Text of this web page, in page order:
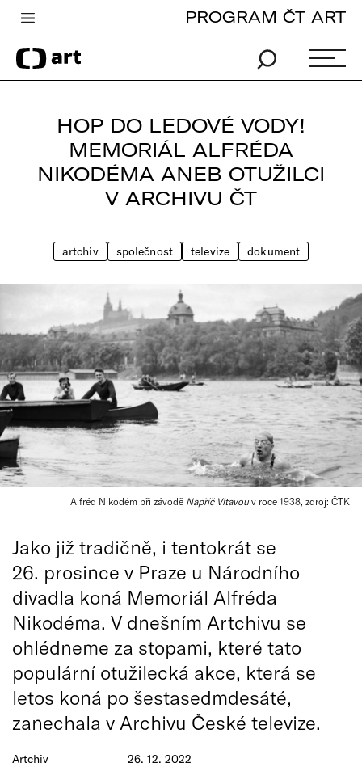
Česká televize
Zpravodajství
TV program
PROGRAM ČT ART
HOP DO LEDOVÉ VODY!
MEMORIÁL ALFRÉDA
NIKODÉMA ANEB OTUŽILCI
V ARCHIVU ČT
artchiv společnost televize dokument
Alfréd Nikodém při závodě Napříč Vltavouv roce 1938, zdroj: ČTK
Artchiv
26. 12. 2022
Jako již tradičně, i tentokrát se
26. prosince v Praze u Národního
divadla koná Memoriál Alfréda
Nikodéma. V dnešním Artchivu se
ohlédneme za stopami, které tato
populární otužilecká akce, která se
letos koná po šestasedmdesáté,
zanechala v Archivu České televize.